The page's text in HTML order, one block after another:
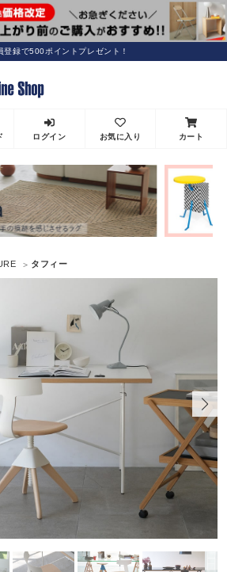
登録で500ポイントプレゼント！
ログイン お気に入り カート
タフィー